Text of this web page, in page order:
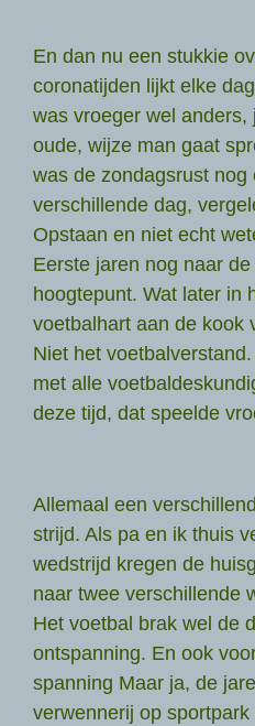
En dan nu een stukkie
coronatijden lijkt elke
was vroeger wel
oude, wijze man gaat
was de zondagsrust nog
verschillende dag,
Opstaan en niet echt
Eerste jaren nog naar
hoogtepunt. Wat later in
voetbalhart aan de kook
Niet het
met alle
deze tijd, dat speelde
Allemaal een
strijd. Als pa en ik thuis
wedstrijd kregen de
naar twee verschillende
Het voetbal brak wel de
ontspanning. En ook
spanning Maar ja, de
verwennerij op